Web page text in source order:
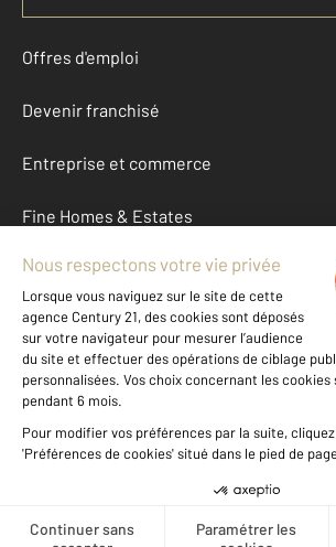
Offres d'emploi
Devenir franchisé
Entreprise et commerce
Fine Homes & Estates
À propos
International
Nous contacter
Données personnelles
Gestionnaire des cookies